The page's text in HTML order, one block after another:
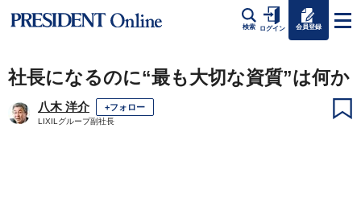
検索 ログイン 会員登録
社長になるのに“最も大切な資質”は何か
八木 洋介 +フォロー
LIXILグループ副社長